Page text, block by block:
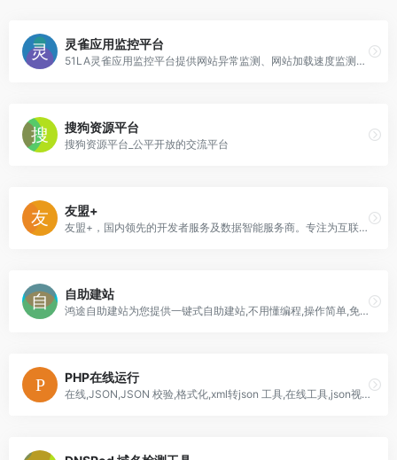
灵雀应用监控平台
51LA灵雀应用监控平台提供网站异常监测、网站加载速度监测、资源加载异常监测、iframe/js可疑加载监测等功能，欢迎体验～
搜狗资源平台
搜狗资源平台_公平开放的交流平台
友盟+
友盟+，国内领先的开发者服务及数据智能服务商。专注为互联网企业提供一站式数据分析运营服务近10年。截至2021年已累计服务230万移动应用和950万家网站。19
自助建站
鸿途自助建站为您提供一键式自助建站,不用懂编程,操作简单,免费建站,提供千套源码和模板,一分钟轻松搭建一个属于自己的网站！
PHP在线运行
在线,JSON,JSON 校验,格式化,xml转json 工具,在线工具,json视图,可视化,程序,服务器,域名注册,正则表达式,测试,在线json格式化工具,json 格式化,json格式化工具,json字符串格式化,json 在线查看器,json在线,json 在线验证,json tools online,在线文字对比工具